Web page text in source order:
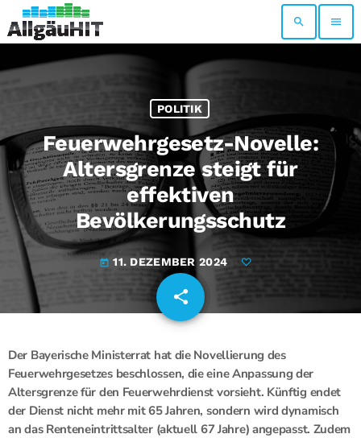
search menu
POLITIK
Feuerwehrgesetz-Novelle:
Altersgrenze steigt für
effektiven
Bevölkerungsschutz
today 11. DEZEMBER 2024
share
email
Der Bayerische Ministerrat hat die Novellierung des
Feuerwehrgesetzes beschlossen, die eine Anpassung der
Altersgrenze für den Feuerwehrdienst vorsieht. Künftig endet
der Dienst nicht mehr mit 65 Jahren, sondern wird dynamisch
an das Renteneintrittsalter (aktuell 67 Jahre) angepasst. Zudem